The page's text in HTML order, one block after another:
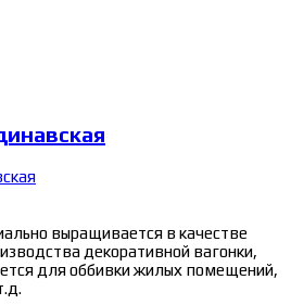
выращивается в качестве
декоративной вагонки,
для оббивки жилых помещений,